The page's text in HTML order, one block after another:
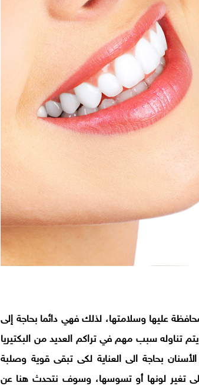
عليها وسلامتها، لذلك فهي دائما بحاجة إلى
تناوله سبب مهم في تراكم العديد من البكتيريا
بحاجة الى العناية لكى تبقى قوية وصلبة
تغير لونها أو تسوسها، وسوف نتحدث هنا عن